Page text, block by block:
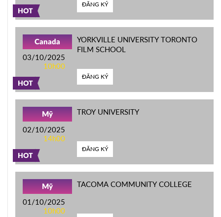
HOT
ĐĂNG KÝ
HOT
Canada
03/10/2025
10h00
YORKVILLE UNIVERSITY TORONTO
FILM SCHOOL
ĐĂNG KÝ
HOT
Mỹ
02/10/2025
14h00
TROY UNIVERSITY
ĐĂNG KÝ
Mỹ
01/10/2025
10h00
TACOMA COMMUNITY COLLEGE